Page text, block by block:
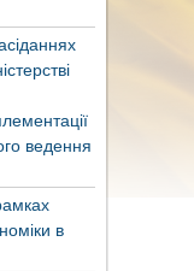
ведення
в